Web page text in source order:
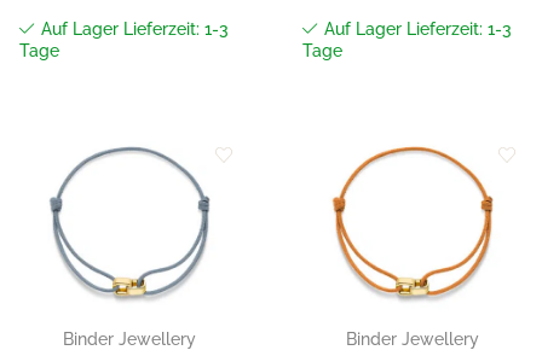
Auf Lager Lieferzeit: 1-3
Tage
Auf Lager Lieferzeit: 1-3
Tage
Zur
Wunschliste
hinzufügen
Binder Jewellery
Zur
Wunschliste
hinzufügen
Binder Jewellery